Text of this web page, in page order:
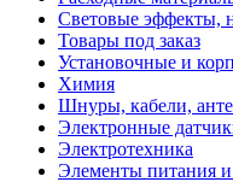
Световые эффекты,
Товары под заказ
Установочные и
Химия
Шнуры, кабели,
Электронные
Электротехника
Элементы питания